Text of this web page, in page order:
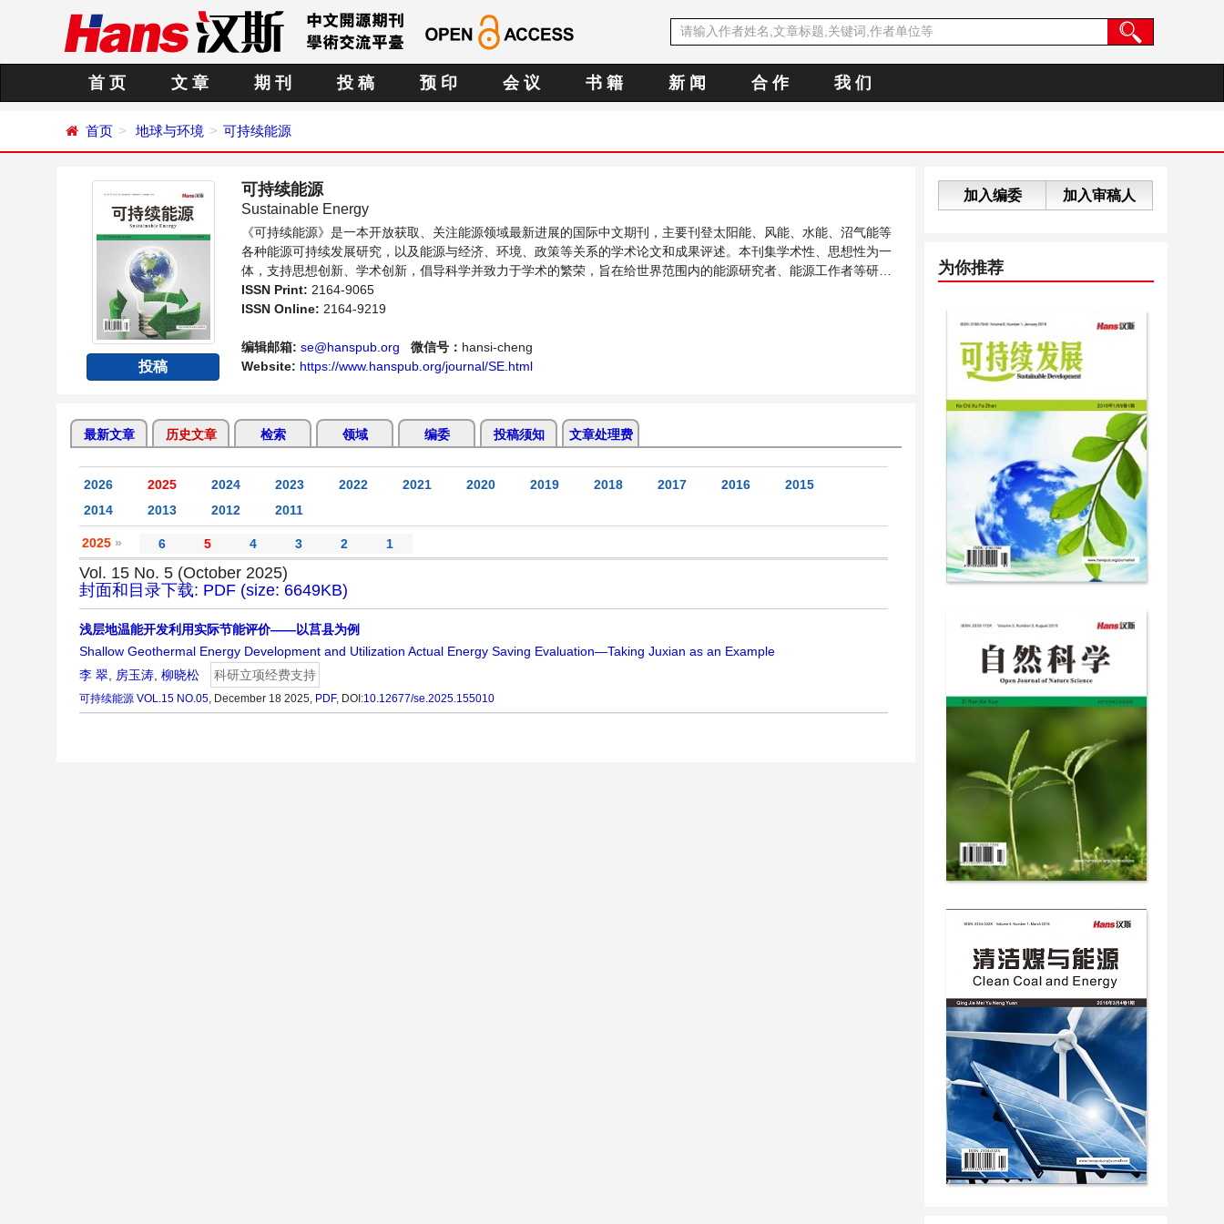
首 页 文 章 期 刊 投 稿 预 印 会 议 书 籍 新 闻 合 作 我 们
首页 地球与环境 可持续能源
投稿
可持续能源
Sustainable Energy
《可持续能源》是一本开放获取、关注能源领域最新进展的国际中文期刊，主要刊登太阳能、风能、水能、沼气能等
各种能源可持续发展研究，以及能源与经济、环境、政策等关系的学术论文和成果评述。本刊集学术性、思想性为一
体，支持思想创新、学术创新，倡导科学并致力于学术的繁荣，旨在给世界范围内的能源研究者、能源工作者等研究
并关注能源发展的人员提供一个传播、分享和讨论能源持续性发展的交流平台。
ISSN Print: 2164-9065
ISSN Online: 2164-9219
编辑邮箱: se@hanspub.org 微信号： hansi-cheng
Website: https://www.hanspub.org/journal/SE.html
最新文章 历史文章 检索 领域 编委 投稿须知 文章处理费
2026 2025 2024 2023 2022 2021 2020 2019 2018 2017 2016
2015
2014
2013 2012 2011
2025 » 6 5 4 3 2 1
Vol. 15 No. 5 (October 2025)
封面和目录下载: PDF (size: 6649KB)
浅层地温能开发利用实际节能评价——以莒县为例
Shallow Geothermal Energy Development and Utilization Actual Energy Saving Evaluation—Taking Juxian as an Example
李 翠, 房玉涛, 柳晓松 科研立项经费支持
可持续能源 VOL.15 NO.05, December 18 2025, PDF, DOI:10.12677/se.2025.155010
加入编委 加入审稿人
为你推荐